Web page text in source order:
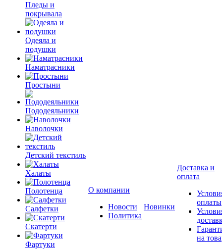
Пледы и
покрывала
Одеяла и
подушки
Наматрасники
Простыни
Пододеяльники
Наволочки
Детский текстиль
Халаты
Полотенца
Салфетки
Скатерти
Фартуки
О компании
Новости
Политика
Новинки
Доставка и
оплата
оплаты
на